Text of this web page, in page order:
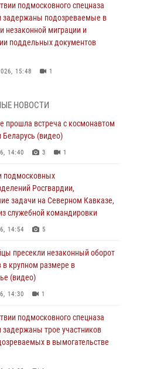
подмосковного спецназа
задержаны подозреваемые в
незаконной миграции и
поддельных документов
15:48 1
в Подмосковье (видео)
15:32 1
пресекли кражу сантехники,
(видео)
15:08 1
отметили годовщину со Дня
ОМОН «Пересвет»
главка Росгвардии
эфира «Радио 1»
17:57
задержали рецидивиста,
в краже на крупную сумму в
13:00
НОВОСТИ
прошла встреча с космонавтом
Беларусь (видео)
14:40 3 1
подмосковных
Росгвардии,
задачи на Северном Кавказе,
служебной командировки
14:54 5
пресекли незаконный оборот
в крупном размере в
(видео)
14:30 1
подмосковного спецназа
задержаны трое участников
в вымогательстве